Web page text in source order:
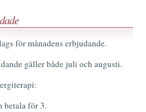
för månadens erbjudande.
gäller både juli och augusti.
betala för 3.